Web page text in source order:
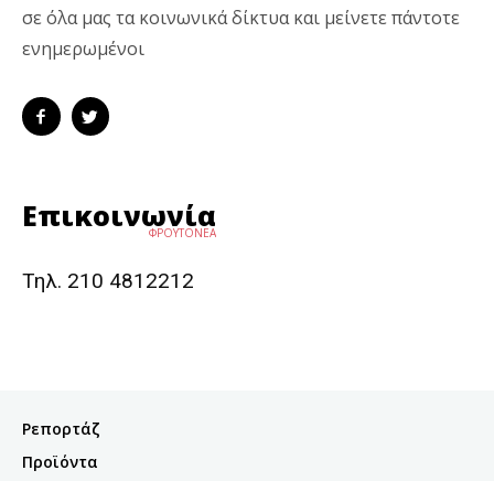
σε όλα μας τα κοινωνικά δίκτυα και μείνετε πάντοτε
ενημερωμένοι
Επικοινωνία
ΦΡΟΥΤΟΝΕΑ
Τηλ. 210 4812212
Ρεπορτάζ
Προϊόντα